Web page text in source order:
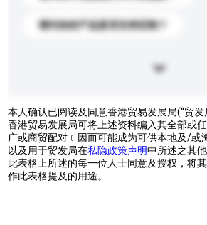
请问你的产品是否支持定制？
本人确认已阅读及同意香港贸易发展局(“贸发
香港贸易发展局可将上述资料编入其全部或
广或商贸配对﹝因而可能成为可供本地及/或
以及用于贸发局在私隐政策声明中所述之其
此表格上所述的每一位人士同意及授权，将
作此表格提及的用途。